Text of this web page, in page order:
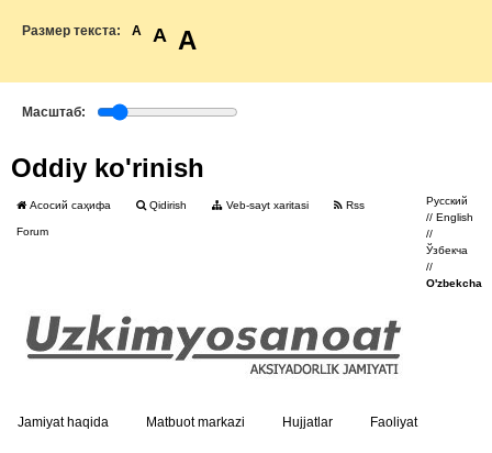
Размер текста: A A A
Масштаб:
Oddiy ko'rinish
Асосий саҳифа Qidirish Veb-sayt xaritasi Rss
Forum
Русский
//English
//
Ўзбекча
//
O'zbekcha
Jamiyat haqida Matbuot markazi Hujjatlar Faoliyat